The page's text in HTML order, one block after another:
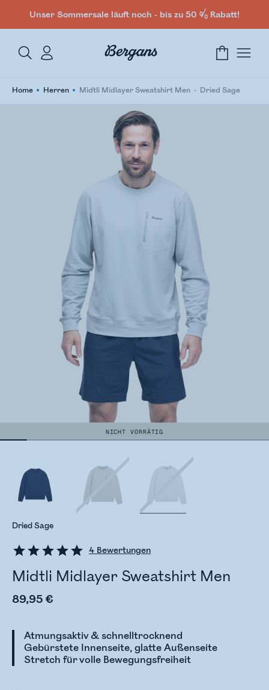
Unser Sommersale läuft noch - bis zu 50 % Rabatt!
Home Herren Midtli Midlayer Sweatshirt Men Dried Sage
NICHT VORRÄTIG
4 Bewertungen
Midtli Midlayer Sweatshirt Men
89,95 €
Atmungsaktiv & schnelltrocknend
Gebürstete Innenseite, glatte Außenseite
Stretch für volle Bewegungsfreiheit
Dried Sage